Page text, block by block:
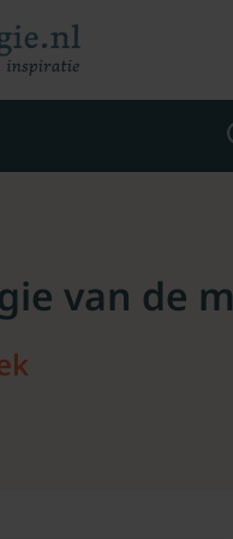
van de